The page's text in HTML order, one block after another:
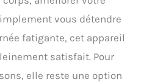
vous détendre
fatigante, cet appareil
satisfait. Pour
elle reste une option